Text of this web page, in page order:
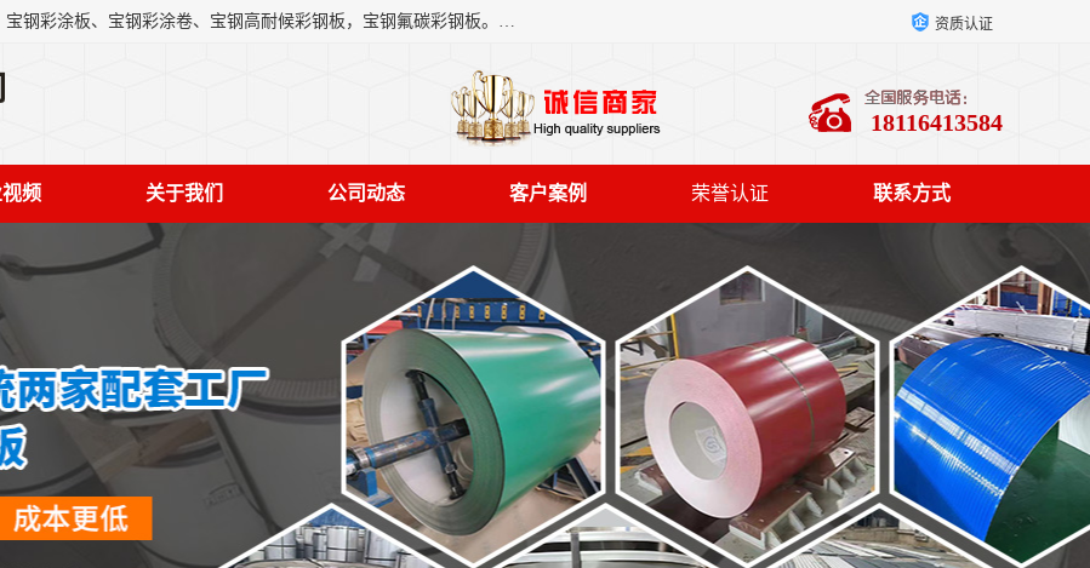
上海轩本实业有限公司主营产品：宝钢彩钢板、宝钢彩钢卷、宝钢彩涂板、宝钢彩涂卷、宝钢高耐候彩钢板，宝钢氟碳彩钢板。是一家集钢铁贸易，物流、加工为一体的产业全配套公司。 资质认证
18116413584
频 关于我们 公司动态 客户案例 荣誉认证 联系方式